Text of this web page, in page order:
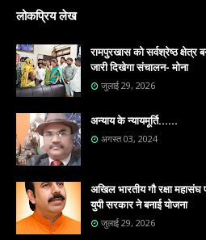
लोकप्रिय लेख
रामपुरखास को सर्वश्रेष्ठ
जारी दिखेगा संचालन- मोना
जुलाई 29, 2026
अन्याय के न्यायमूर्ति......
अगस्त 03, 2024
अखिल भारतीय गौ रक्षा
युपी सरकार ने बनाई योजना
जुलाई 29, 2026